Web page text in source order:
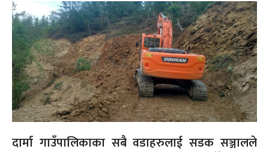
दार्मा गाउँपालिकाका सबै वडाहरुलाई सडक सञ्जालले